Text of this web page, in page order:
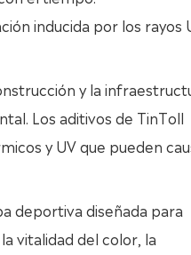
inducida por los rayos
y la
Los aditivos de TinToll
y UV que pueden
deportiva diseñada para
vitalidad del color, la